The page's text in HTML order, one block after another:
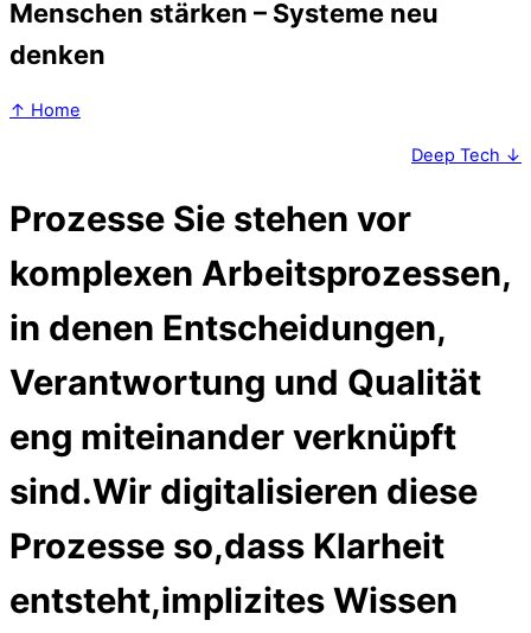
Menschen stärken – Systeme neu
denken
↑ Home
Deep Tech ↓
Prozesse Sie stehen vor
komplexen Arbeitsprozessen,
in denen Entscheidungen,
Verantwortung und Qualität
eng miteinander verknüpft
sind.Wir digitalisieren diese
Prozesse so,dass Klarheit
entsteht,implizites Wissen